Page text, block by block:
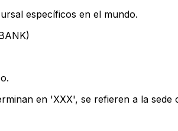
específicos en el mundo.
en 'XXX', se refieren a la sede